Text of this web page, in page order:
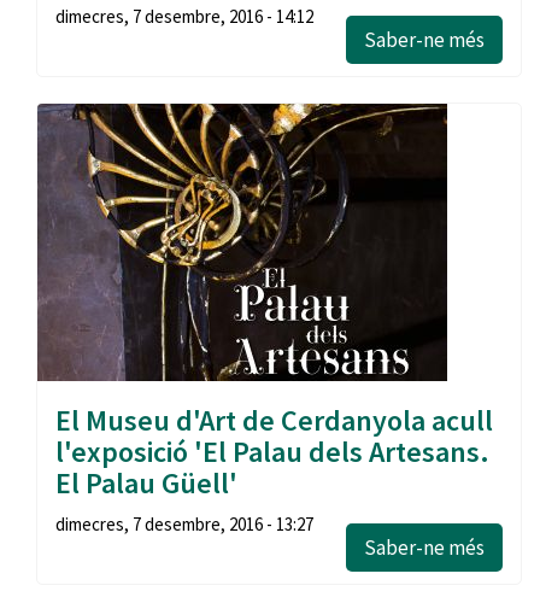
dimecres, 7 desembre, 2016 - 14:12
Saber-ne més
El Museu d'Art de Cerdanyola acull
l'exposició 'El Palau dels Artesans.
El Palau Güell'
dimecres, 7 desembre, 2016 - 13:27
Saber-ne més